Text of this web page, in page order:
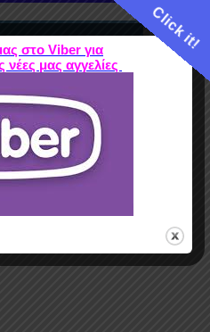
Click it!
στο Viber για
νέες μας αγγελίες